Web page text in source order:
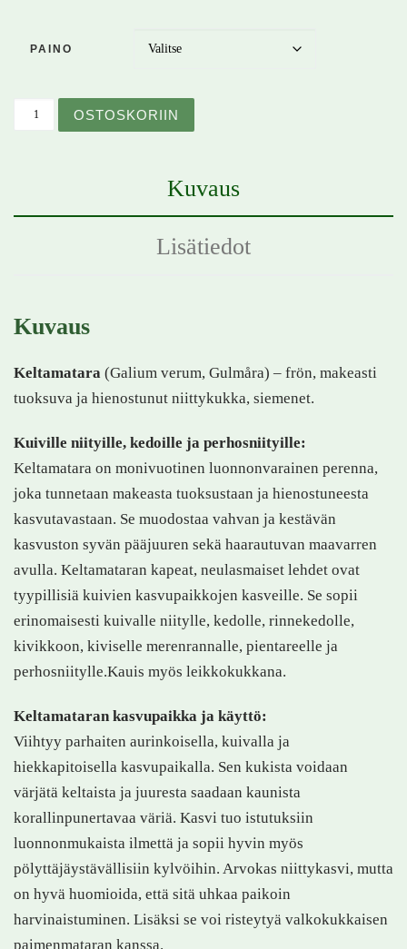
PAINO
OSTOSKORIIN
Kuvaus
Lisätiedot
Kuvaus
Keltamatara (Galium verum, Gulmåra) – frön, makeasti
tuoksuva ja hienostunut niittykukka, siemenet.
Kuiville niityille, kedoille ja perhosniityille:
Keltamatara on monivuotinen luonnonvarainen perenna,
joka tunnetaan makeasta tuoksustaan ja hienostuneesta
kasvutavastaan. Se muodostaa vahvan ja kestävän
kasvuston syvän pääjuuren sekä haarautuvan maavarren
avulla. Keltamataran kapeat, neulasmaiset lehdet ovat
tyypillisiä kuivien kasvupaikkojen kasveille. Se sopii
erinomaisesti kuivalle niitylle, kedolle, rinnekedolle,
kivikkoon, kiviselle merenrannalle, pientareelle ja
perhosniitylle.Kauis myös leikkokukkana.
Keltamataran kasvupaikka ja käyttö:
Viihtyy parhaiten aurinkoisella, kuivalla ja
hiekkapitoisella kasvupaikalla. Sen kukista voidaan
värjätä keltaista ja juuresta saadaan kaunista
korallinpunertavaa väriä. Kasvi tuo istutuksiin
luonnonmukaista ilmettä ja sopii hyvin myös
pölyttäjäystävällisiin kylvöihin. Arvokas niittykasvi, mutta
on hyvä huomioida, että sitä uhkaa paikoin
harvinaistuminen. Lisäksi se voi risteytyä valkokukkaisen
paimenmataran kanssa.